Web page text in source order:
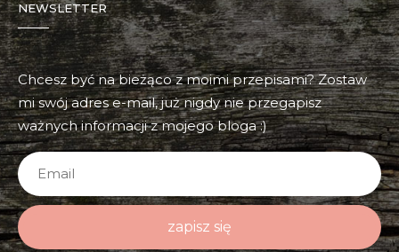
NEWSLETTER
Chcesz być na bieżąco z moimi przepisami? Zostaw
mi swój adres e-mail, już nigdy nie przegapisz
ważnych informacji z mojego bloga :)
zapisz się